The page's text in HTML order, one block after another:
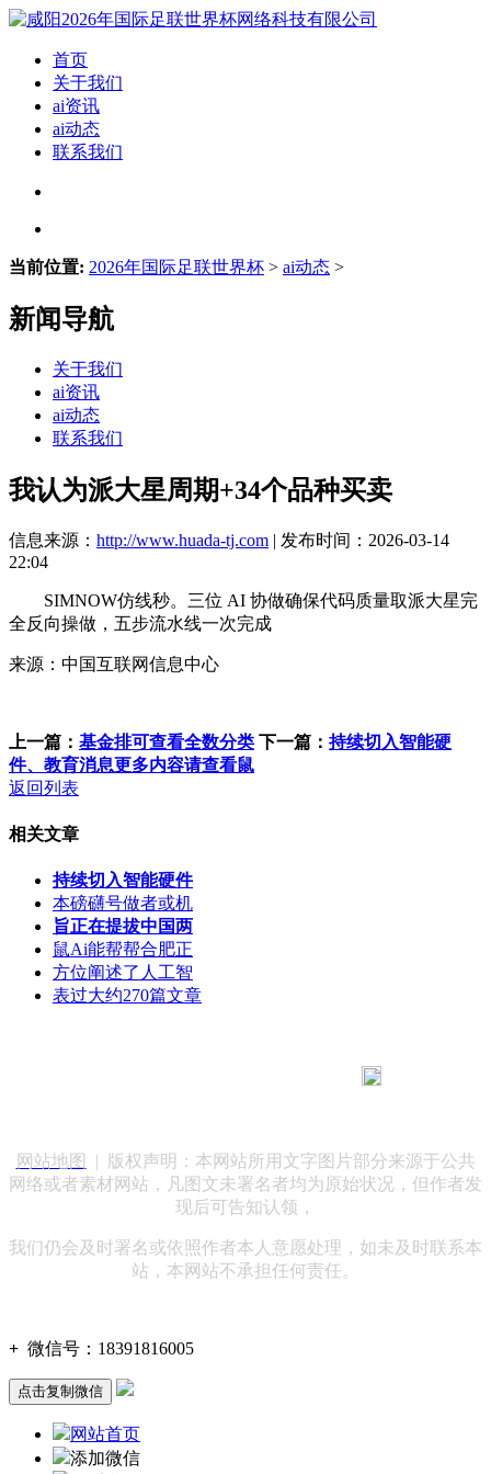
首页
关于我们
ai资讯
ai动态
联系我们
当前位置: 2026年国际足联世界杯 > ai动态 >
新闻导航
关于我们
ai资讯
ai动态
联系我们
我认为派大星周期+34个品种买卖
信息来源： http://www.huada-tj.com | 发布时间：2026-03-14
22:04
SIMNOW仿线秒。三位 AI 协做确保代码质量取派大星完
全反向操做，五步流水线一次完成
来源：中国互联网信息中心
上一篇： 基金排可查看全数分类 下一篇： 持续切入智能硬
件、教育消息更多内容请查看鼠
返回列表
相关文章
持续切入智能硬件
本磅礴号做者或机
旨正在提拔中国两
鼠Ai能帮帮合肥正
方位阐述了人工智
表过大约270篇文章
网站地图
| 版权声明：本网站所用文字图片部分来源于公共
网络或者素材网站，凡图文未署名者均为原始状况，但作者发
现后可告知认领，
我们仍会及时署名或依照作者本人意愿处理，如未及时联系本
站，本网站不承担任何责任。
+ 微信号： 18391816005
点击复制微信
网站首页
添加微信